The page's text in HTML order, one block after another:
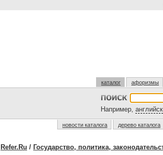
каталог афоризмы
Например,
новости каталога дерево каталога
Refer.Ru / Государство, политика,